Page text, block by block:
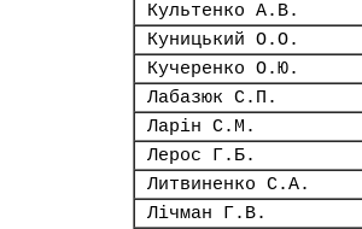
Культенко А.В.
Куницький О.О.
Кучеренко О.Ю.
Лабазюк С.П.
Ларін С.М.
Лерос Г.Б.
Литвиненко С.А.
Лічман Г.В.